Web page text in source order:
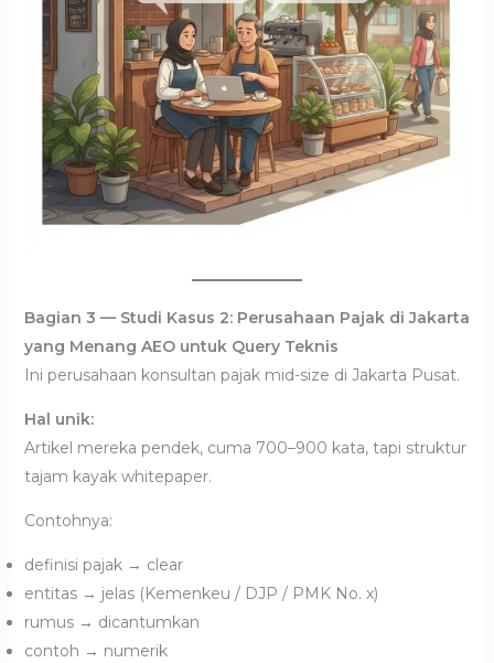
Bagian 3 — Studi Kasus 2: Perusahaan Pajak di Jakarta
yang Menang AEO untuk Query Teknis
Ini perusahaan konsultan pajak mid-size di Jakarta Pusat.
Hal unik:
Artikel mereka pendek, cuma 700–900 kata, tapi struktur
tajam kayak whitepaper.
Contohnya:
definisi pajak → clear
entitas → jelas (Kemenkeu / DJP / PMK No. x)
rumus → dicantumkan
contoh → numerik